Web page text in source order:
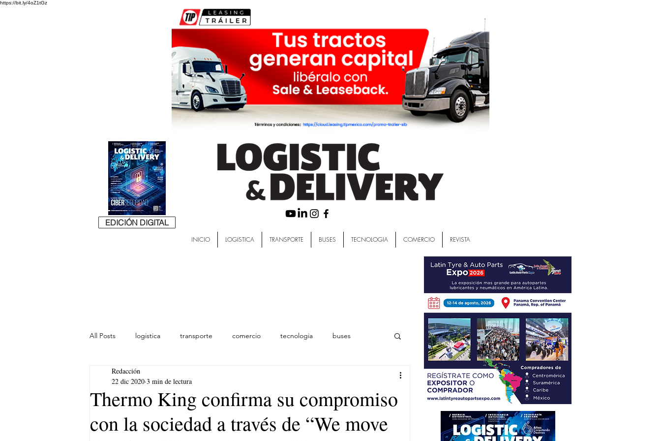
https://bit.ly/4oZ1tGz
EDICIÓN DIGITAL
INICIO LOGISTICA TRANSPORTE BUSES TECNOLOGIA COMERCIO REVISTA
All Posts logistica transporte comercio tecnologia buses
lideres
Thermo King confirma su compromiso
con la sociedad a través de “We move
Redacción
22 dic 2020 3 min de lectura